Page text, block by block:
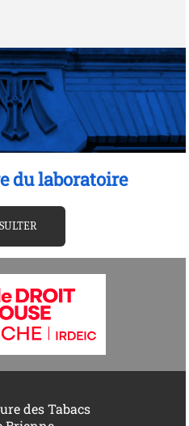
du laboratoire
des Tabacs